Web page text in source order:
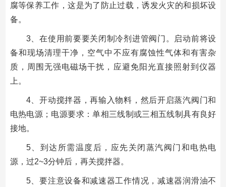
腐等保养工作，这是为了防止过载，诱发火灾的和损坏设
备。
3、在使用前要要关闭制冷剂进管阀门。启动前将设
备和现场清理干净，空气中不应有腐蚀性气体和有害杂
质，周围无强电磁场干扰，应避免阳光直接照射到仪器
上。
4、开动搅拌器，再输入物料，然后开启蒸汽阀门和
电热电源；电源要求：单相三线制或三相五线制具有良好
接地。
5、到达所需温度后，应先关闭蒸汽阀门和电热电
源，过2~3分钟后，再关搅拌器。
5、要注意设备和减速器工作情况，减速器润滑油不